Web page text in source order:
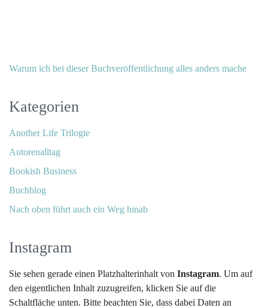
Warum ich bei dieser Buchveröffentlichung alles anders mache
Kategorien
Another Life Trilogie
Autorenalltag
Bookish Business
Buchblog
Nach oben führt auch ein Weg hinab
Instagram
Sie sehen gerade einen Platzhalterinhalt von Instagram. Um auf
den eigentlichen Inhalt zuzugreifen, klicken Sie auf die
Schaltfläche unten. Bitte beachten Sie, dass dabei Daten an